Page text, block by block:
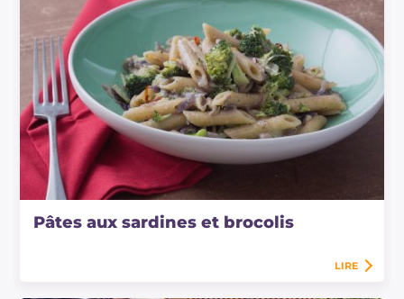
Pâtes aux sardines et brocolis
LIRE